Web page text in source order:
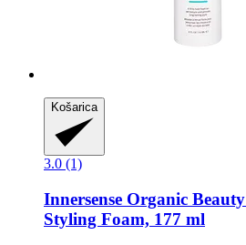
Košarica
3.0 (1)
Innersense Organic Beauty
Styling Foam, 177 ml